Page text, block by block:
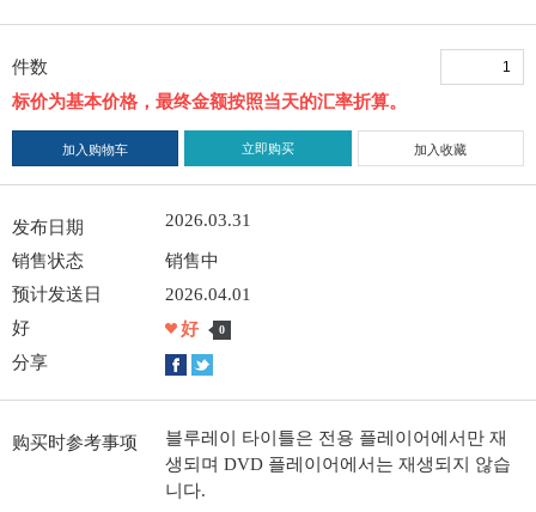
件数
标价为基本价格，最终金额按照当天的汇率折算。
加入购物车 立即购买 加入收藏
发布日期 2026.03.31
销售状态
销售中
预计发送日
2026.04.01
好
好 0
分享
购买时参考事项
블루레이 타이틀은 전용 플레이어에서만 재
생되며 DVD 플레이어에서는 재생되지 않습
니다.